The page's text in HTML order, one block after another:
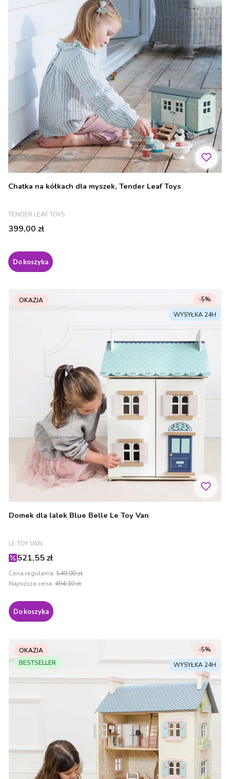
Chatka na kółkach dla myszek, Tender Leaf Toys
PRODUCENT
TENDER LEAF TOYS
Cena
399,00 zł
Do koszyka
OKAZJA
Domek dla lalek Blue Belle Le Toy Van
PRODUCENT
LE TOY VAN
Cena promocyjna
521,55 zł
Cena regularna: 549,00 zł
-5%
Najniższa cena: 494,10 zł
Do koszyka
OKAZJA
BESTSELLER
-5%